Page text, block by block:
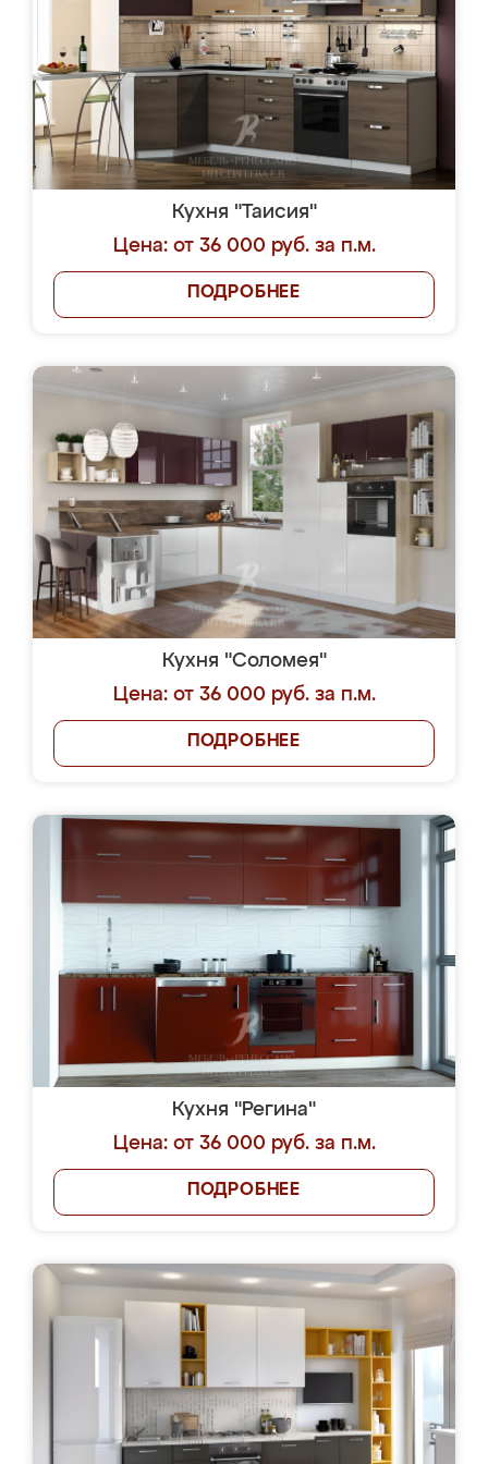
Кухня "Таисия"
Цена: от 36 000 руб. за п.м.
ПОДРОБНЕЕ
Кухня "Соломея"
Цена: от 36 000 руб. за п.м.
ПОДРОБНЕЕ
Кухня "Регина"
Цена: от 36 000 руб. за п.м.
ПОДРОБНЕЕ